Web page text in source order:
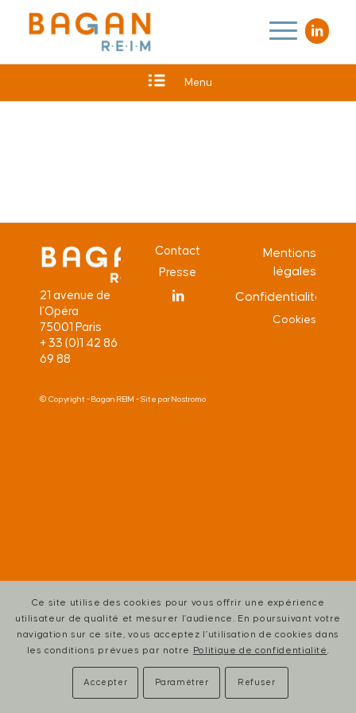
Menu
21 avenue de
l’Opéra
75001 Paris
+ 33 (0)1 42 86
69 88
Contact
Presse
Mentions
légales
Confidentialité
Cookies
© Copyright - Bagan REIM - Site par Nostromo
Ce site utilise des cookies pour vous offrir une expérience
utilisateur de qualité et mesurer l’audience. En poursuivant votre
navigation sur ce site, vous acceptez l’utilisation de cookies dans
les conditions prévues par notre Politique de confidentialité.
Accepter Paramétrer Refuser